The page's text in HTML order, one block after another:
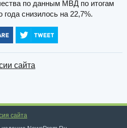
по данным МВД по итогам
года снизилось на 22,7%.
сайта
сайта